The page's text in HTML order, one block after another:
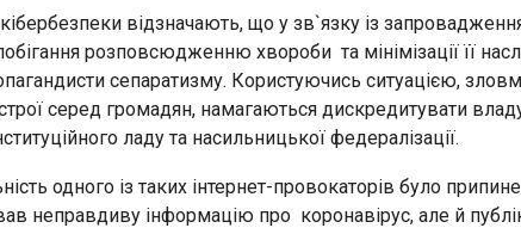
кібербезпеки відзначають, що у зв`язку із
розповсюдженню хвороби та мінімізації її
сепаратизму. Користуючись ситуацією,
серед громадян, намагаються дискредитувати
ладу та насильницької федералізації.
одного із таких інтернет-провокаторів було
неправдиву інформацію про коронавірус, але й